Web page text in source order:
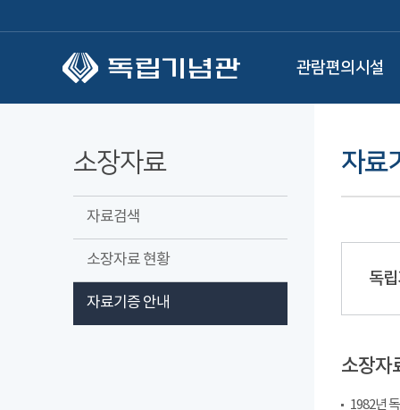
관람편의시설
소장자료
자료검색
소장자료 현황
자료기증 안내
자료
독
소장자
1982년